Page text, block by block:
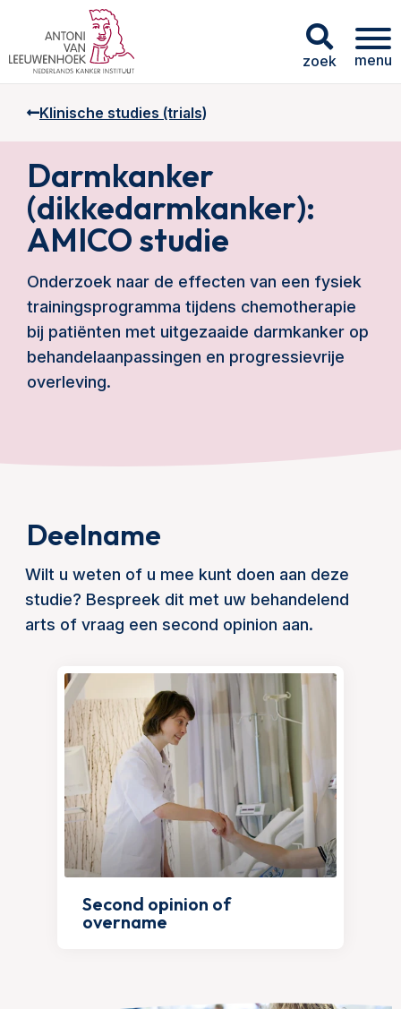
zoek menu
Klinische studies (trials)
Darmkanker
(dikkedarmkanker):
AMICO studie
Onderzoek naar de effecten van een fysiek
trainingsprogramma tijdens chemotherapie
bij patiënten met uitgezaaide darmkanker op
behandelaanpassingen en progressievrije
overleving.
Deelname
Wilt u weten of u mee kunt doen aan deze
studie? Bespreek dit met uw behandelend
arts of vraag een second opinion aan.
Second opinion of
overname